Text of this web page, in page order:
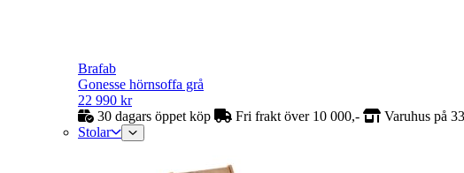
Brafab
Gonesse hörnsoffa grå
22 990 kr
30 dagars öppet köp
Fri frakt över 10 000,- Varuhus på
Stolar